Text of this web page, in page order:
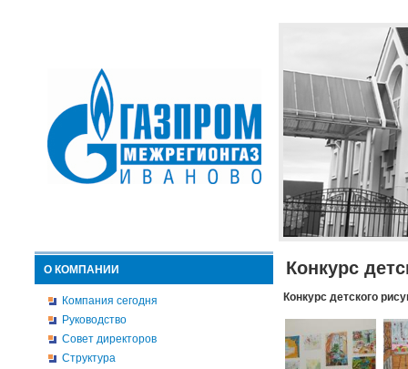
О КОМПАНИИ
Компания сегодня
Руководство
Совет директоров
Структура
Конкурс
Конкурс детского